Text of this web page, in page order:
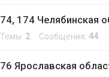
74, 174 Челябинская
Темы: 2Сообщения:44
76 Ярославская